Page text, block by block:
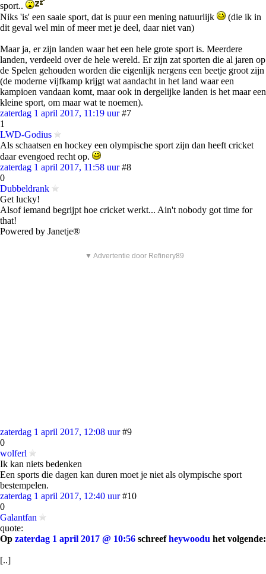
sport..
Niks 'is' een saaie sport, dat is puur een mening natuurlijk
(die ik in
dit geval wel min of meer met je deel, daar niet van)
Maar ja, er zijn landen waar het een hele grote sport is. Meerdere
landen, verdeeld over de hele wereld. Er zijn zat sporten die al jaren op
de Spelen gehouden worden die eigenlijk nergens een beetje groot zijn
(de moderne vijfkamp krijgt wat aandacht in het land waar een
kampioen vandaan komt, maar ook in dergelijke landen is het maar een
kleine sport, om maar wat te noemen).
zaterdag 1 april 2017, 11:19 uur #7
1
LWD-Godius
Als schaatsen en hockey een olympische sport zijn dan heeft cricket
daar evengoed recht op.
zaterdag 1 april 2017, 11:58 uur #8
0
Dubbeldrank
Get lucky!
Alsof iemand begrijpt hoe cricket werkt... Ain't nobody got time for
that!
Powered by Janetje®
▼ Advertentie door Refinery89
zaterdag 1 april 2017, 12:08 uur #9
0
wolferl
Ik kan niets bedenken
Een sports die dagen kan duren moet je niet als olympische sport
bestempelen.
zaterdag 1 april 2017, 12:40 uur #10
0
Galantfan
quote:
Op zaterdag 1 april 2017 @ 10:56 schreefheywoodu het volgende:
[..]